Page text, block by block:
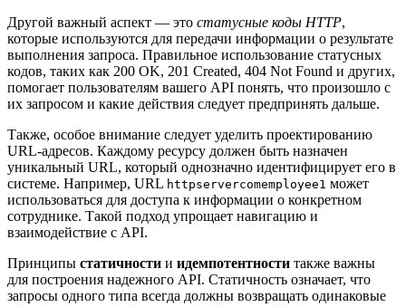
Другой важный аспект — это статусные коды HTTP,
которые используются для передачи информации о результате
выполнения запроса. Правильное использование статусных
кодов, таких как 200 OK, 201 Created, 404 Not Found и других,
помогает пользователям вашего API понять, что произошло с
их запросом и какие действия следует предпринять дальше.
Также, особое внимание следует уделить проектированию
URL-адресов. Каждому ресурсу должен быть назначен
уникальный URL, который однозначно идентифицирует его в
системе. Например, URL httpservercomemployee1 может
использоваться для доступа к информации о конкретном
сотруднике. Такой подход упрощает навигацию и
взаимодействие с API.
Принципы статичности и идемпотентности также важны
для построения надежного API. Статичность означает, что
запросы одного типа всегда должны возвращать одинаковые